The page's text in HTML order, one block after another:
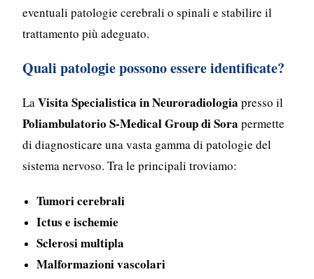
eventuali patologie cerebrali o spinali e stabilire il
trattamento più adeguato.
Quali patologie possono essere identificate?
LaVisita Specialistica in Neuroradiologia presso il
Poliambulatorio S-Medical Group di Sora permette
di diagnosticare una vasta gamma di patologie del
sistema nervoso. Tra le principali troviamo:
Tumori cerebrali
Ictus e ischemie
Sclerosi multipla
Malformazioni vascolari